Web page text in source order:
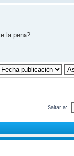
la pena?
Saltar a: